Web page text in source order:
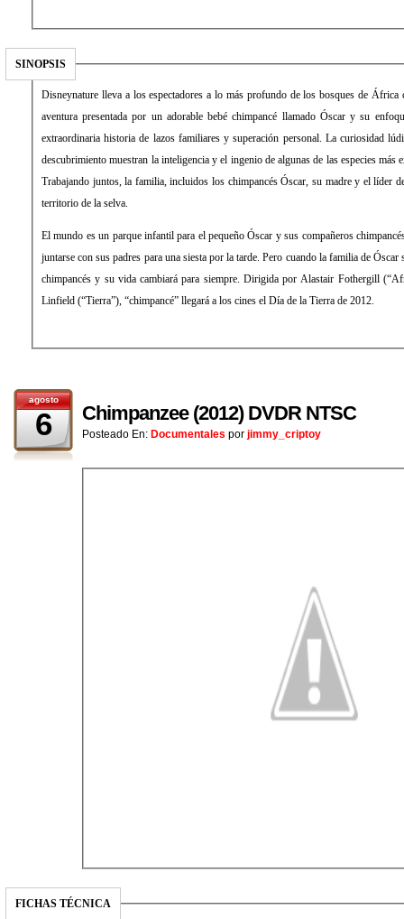
SINOPSIS
Disneynature lleva a los espectadores a lo más profundo de los bosques de África
aventura presentada por un adorable bebé chimpancé llamado Óscar y su
extraordinaria historia de lazos familiares y superación personal. La curiosidad
descubrimiento muestran la inteligencia y el ingenio de algunas de las especies más
Trabajando juntos, la familia, incluidos los chimpancés Óscar, su madre y el líder
territorio de la selva.
El mundo es un parque infantil para el pequeño Óscar y sus compañeros
juntarse con sus padres para una siesta por la tarde. Pero cuando la familia de Óscar
chimpancés y su vida cambiará para siempre. Dirigida por Alastair Fothergill
Linfield (“Tierra”), “chimpancé” llegará a los cines el Día de la Tierra de 2012.
agosto
6 Chimpanzee (2012) DVDR NTSC
Posteado En: Documentales por jimmy_criptoy
FICHAS TÉCNICA